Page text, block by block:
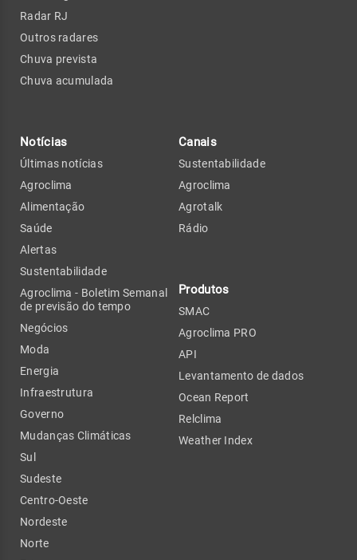
Radar RJ
Outros radares
Chuva prevista
Chuva acumulada
Notícias
Últimas notícias
Agroclima
Alimentação
Saúde
Alertas
Sustentabilidade
Agroclima - Boletim Semanal
de previsão do tempo
Negócios
Moda
Energia
Infraestrutura
Governo
Mudanças Climáticas
Sul
Sudeste
Centro-Oeste
Nordeste
Norte
Canais
Sustentabilidade
Agroclima
Agrotalk
Rádio
Produtos
SMAC
Agroclima PRO
API
Levantamento de dados
Ocean Report
Relclima
Weather Index